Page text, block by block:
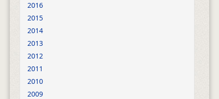
2016
2015
2014
2013
2012
2011
2010
2009